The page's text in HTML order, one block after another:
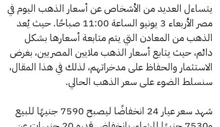
يتساءل العديد من الأشخاص عن أسعار الذهب اليوم في
مصر الأربعاء 3 يونيو الساعة 11:00 صباحًا. حيث يُعد
الذهب من المعادن التي يتم متابعة أسعارها بشكل
دائم، حيث يتابع أسعار الذهب ملايين المصريين، بغرض
الاستثمار والحفاظ على مدخراتهم، لذلك في هذا المقال،
سنسلط الضوء على سعر الذهب الحالي.
شهد سعر عيار 24 انخفاضًا ليصبح 7590 جنيهًا للبيع